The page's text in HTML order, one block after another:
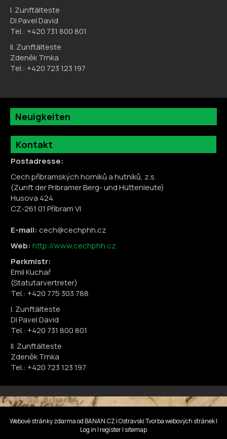
I. Zunftälteste
DI Pavel David
Tel.: +420 731 800 801
II. Zunftälteste
Zdeněk Trnka
Tel.: +420 723 123 197
Neuigkeiten
Kontakt
Postadresse:
Cech příbramských horníků a hutníků, z.s.
(Zunft der Pribramer Berg- und Hüttenleute)
Husova 424
CZ-261 01 Příbram VI
E-mail: cech@cechphh.cz
Web: http://www.cechphh.cz
Perkmistr:
Emil Kuchař
(Statutarvertreter)
Tel.: +420 775 303 788
I. Zunftälteste
DI Pavel David
Tel.: +420 731 800 801
II. Zunftälteste
Zdeněk Trnka
Tel.: +420 723 123 197
Webové stránky zdarmaod BANAN.CZ |Ostravski Tvorba webových stránek|
Log in | register| sitemap